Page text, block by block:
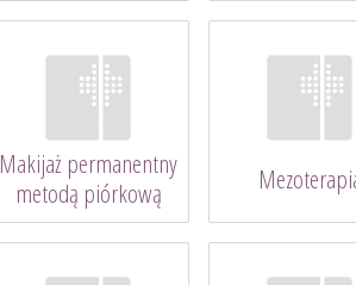
Makijaż permanentny
metodą piórkową